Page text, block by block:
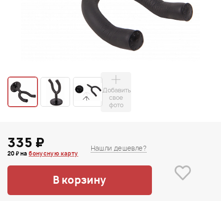
Добавить
свое
фото
335 ₽
20 ₽ набонусную карту
Нашли дешевле?
В корзину